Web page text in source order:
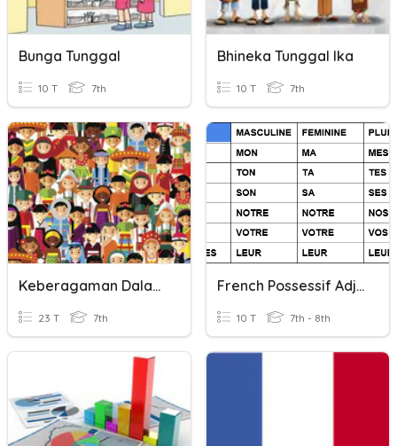
Bunga Tunggal
10 T 7th
Bhineka Tunggal Ika
10 T 7th
Keberagaman Dalam Bhinneka Tunggal Ika
23 T 7th
French Possessif Adjectives
10 T 7th - 8th